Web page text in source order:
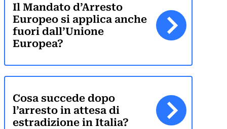
Il Mandato d’Arresto
Europeo si applica anche
fuori dall’Unione
Europea?
Cosa succede dopo
l’arresto in attesa di
estradizione in Italia?